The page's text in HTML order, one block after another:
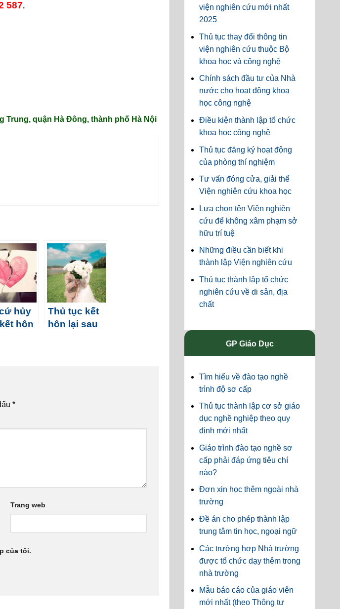
587.
Trung, quận Hà Đông, thành phố Hà Nội
hủy
hôn
Thủ tục kết
hôn lại sau
*
Trang web
của tôi.
viện nghiên cứu mới nhất
2025
Thủ tục thay đổi thông tin
viện nghiên cứu thuộc Bộ
khoa học và công nghệ
Chính sách đầu tư của Nhà
nước cho hoạt động khoa
học công nghệ
Điều kiện thành lập tổ chức
khoa học công nghệ
Thủ tục đăng ký hoạt động
của phòng thí nghiệm
Tư vấn đóng cửa, giải thể
Viện nghiên cứu khoa học
Lựa chọn tên Viện nghiên
cứu để không xâm phạm sở
hữu trí tuệ
Những điều cần biết khi
thành lập Viện nghiên cứu
Thủ tục thành lập tổ chức
nghiên cứu về di sản, địa
chất
GP Giáo Dục
Tìm hiểu về đào tạo nghề
trình độ sơ cấp
Thủ tục thành lập cơ sở giáo
dục nghề nghiệp theo quy
định mới nhất
Giáo trình đào tạo nghề sơ
cấp phải đáp ứng tiêu chí
nào?
Đơn xin học thêm ngoài nhà
trường
Đề án cho phép thành lập
trung tâm tin học, ngoại ngữ
Các trường hợp Nhà trường
được tổ chức dạy thêm trong
nhà trường
Mẫu báo cáo của giáo viên
mới nhất (theo Thông tư